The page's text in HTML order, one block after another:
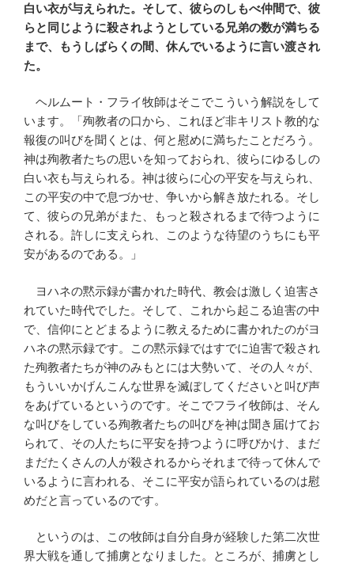
白い衣が与えられた。そして、彼らのしもべ仲間で、彼
らと同じように殺されようとしている兄弟の数が満ちる
まで、もうしばらくの間、休んでいるように言い渡され
た。
ヘルムート・フライ牧師はそこでこういう解説をして
います。「殉教者の口から、これほど非キリスト教的な
報復の叫びを聞くとは、何と慰めに満ちたことだろう。
神は殉教者たちの思いを知っておられ、彼らにゆるしの
白い衣も与えられる。神は彼らに心の平安を与えられ、
この平安の中で息づかせ、争いから解き放たれる。そし
て、彼らの兄弟がまた、もっと殺されるまで待つように
される。許しに支えられ、このような待望のうちにも平
安があるのである。」
ヨハネの黙示録が書かれた時代、教会は激しく迫害さ
れていた時代でした。そして、これから起こる迫害の中
で、信仰にとどまるように教えるために書かれたのがヨ
ハネの黙示録です。この黙示録ではすでに迫害で殺され
た殉教者たちが神のみもとには大勢いて、その人々が、
もういいかげんこんな世界を滅ぼしてくださいと叫び声
をあげているというのです。そこでフライ牧師は、そん
な叫びをしている殉教者たちの叫びを神は聞き届けてお
られて、その人たちに平安を持つように呼びかけ、まだ
まだたくさんの人が殺されるからそれまで待って休んで
いるように言われる、そこに平安が語られているのは慰
めだと言っているのです。
というのは、この牧師は自分自身が経験した第二次世
界大戦を通して捕虜となりました。ところが、捕虜とし